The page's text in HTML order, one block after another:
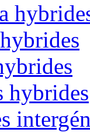
hybrides